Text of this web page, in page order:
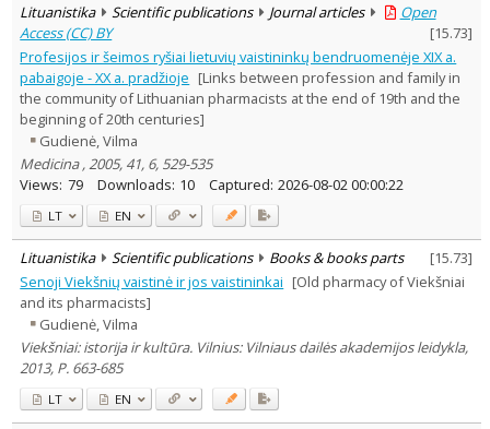
Lituanistika Scientific publications Journal articles
Open
Access (CC) BY
[15.73]
Profesijos ir šeimos ryšiai lietuvių vaistininkų bendruomenėje XIX a.
pabaigoje - XX a. pradžioje [Links between profession and family in
the community of Lithuanian pharmacists at the end of 19th and the
beginning of 20th centuries]
Gudienė, Vilma
Medicina , 2005, 41, 6, 529-535
Views: 79 Downloads: 10 Captured: 2026-08-02 00:00:22
LT EN
Lituanistika Scientific publications Books & books parts [15.73]
Senoji Viekšnių vaistinė ir jos vaistininkai [Old pharmacy of Viekšniai
and its pharmacists]
Gudienė, Vilma
Viekšniai: istorija ir kultūra. Vilnius: Vilniaus dailės akademijos leidykla,
2013, P. 663-685
LT EN